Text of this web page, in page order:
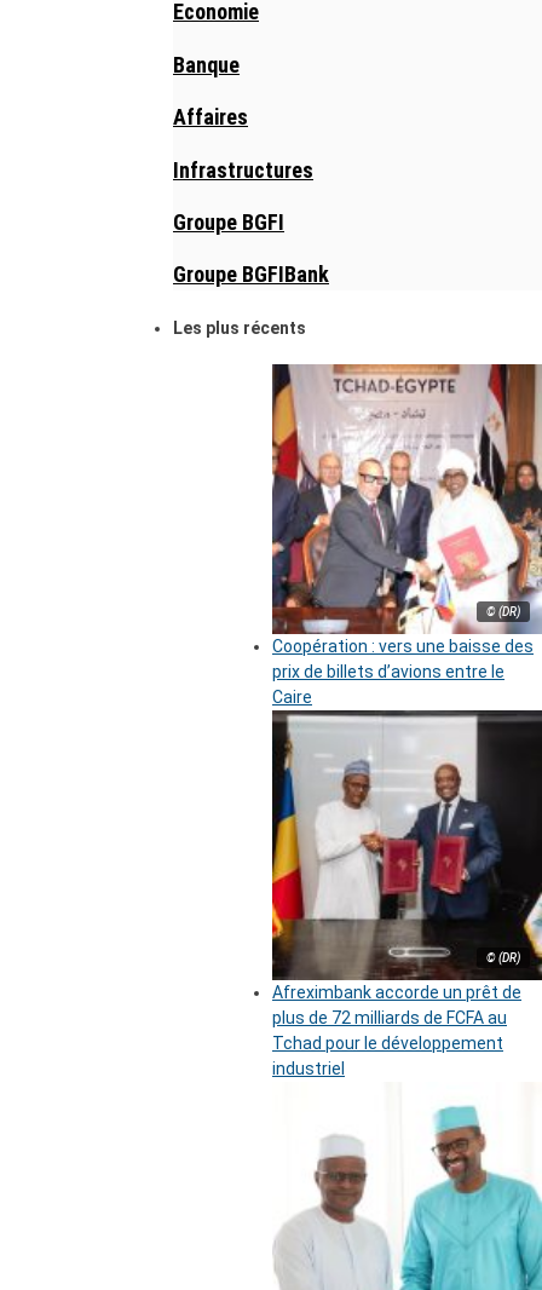
Economie
Banque
Affaires
Infrastructures
Groupe BGFI
Groupe BGFIBank
Les plus récents
© (DR)
Coopération : vers une baisse des
prix de billets d’avions entre le
Caire
© (DR)
Afreximbank accorde un prêt de
plus de 72 milliards de FCFA au
Tchad pour le développement
industriel